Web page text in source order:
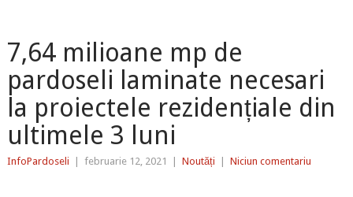
7,64 milioane mp de
pardoseli laminate necesari
la proiectele rezidențiale din
ultimele 3 luni
InfoPardoseli februarie 12, 2021 Noutăți Niciun comentariu